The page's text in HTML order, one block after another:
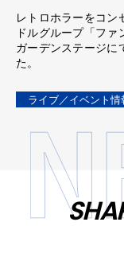
レトロホラーをコン
ドルグループ「フ
ガーデンステージに
た。
ライブ／イベント情